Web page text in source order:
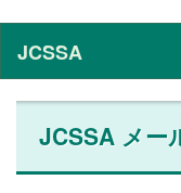
JCSSA
JCSSA メ